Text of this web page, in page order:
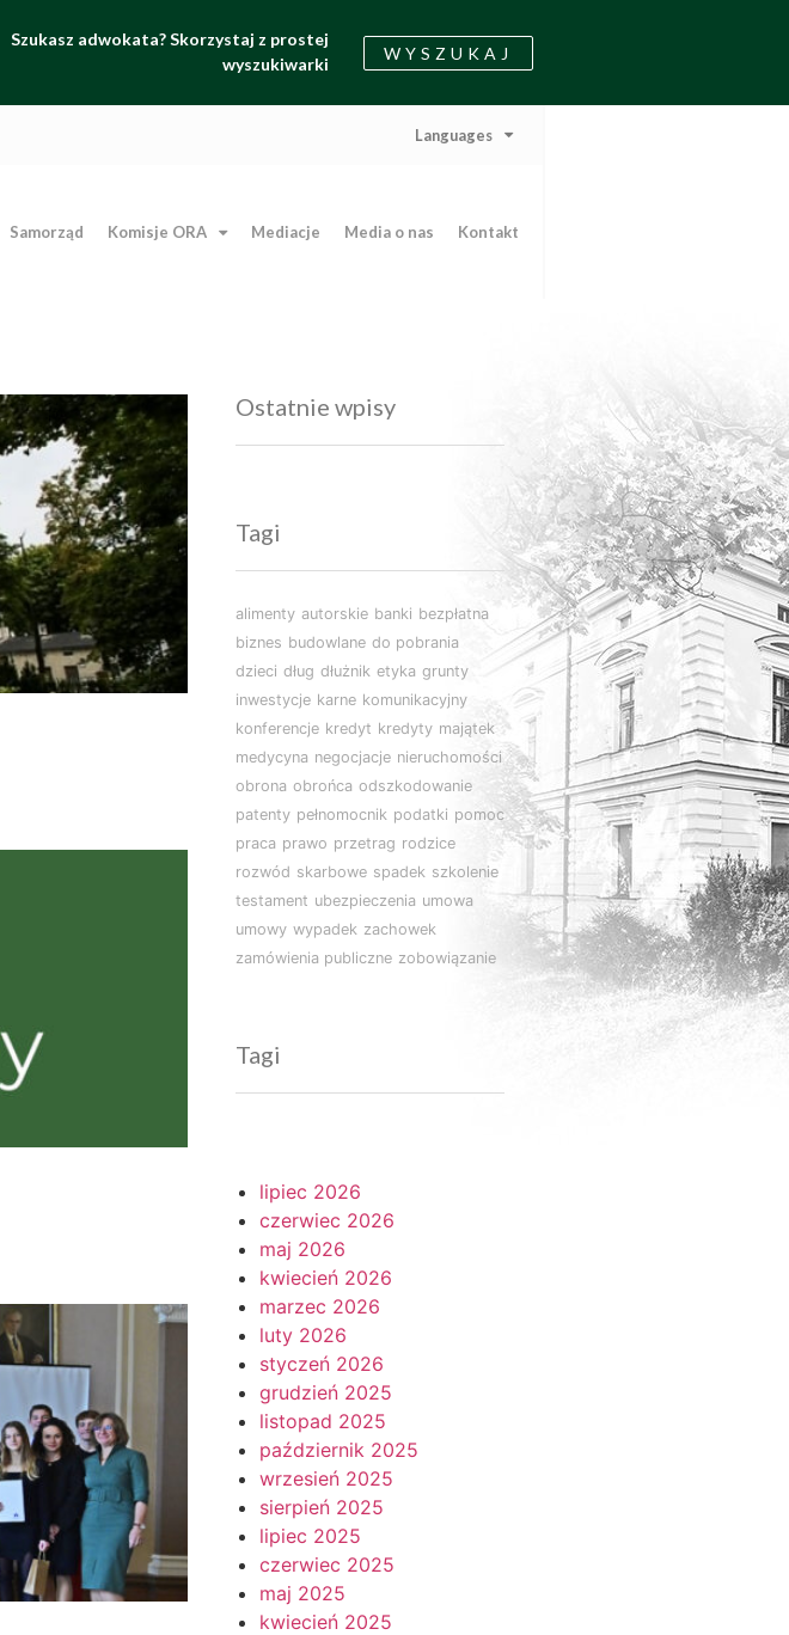
Szukasz adwokata? Skorzystaj z prostej
wyszukiwarki
WYSZUKAJ
Languages
Samorząd Komisje ORA Mediacje Media o nas Kontakt
Ostatnie wpisy
Tagi
alimenty autorskie banki bezpłatna
biznes budowlane do pobrania
dzieci dług dłużnik etyka grunty
inwestycje karne komunikacyjny
konferencje kredyt kredyty majątek
medycyna negocjacje nieruchomości
obrona obrońca odszkodowanie
patenty pełnomocnik podatki pomoc
praca prawo przetrag rodzice
rozwód skarbowe spadek szkolenie
testament ubezpieczenia umowa
umowy wypadek zachowek
zamówienia publiczne zobowiązanie
Tagi
lipiec 2026
czerwiec 2026
maj 2026
kwiecień 2026
marzec 2026
luty 2026
styczeń 2026
grudzień 2025
listopad 2025
październik 2025
wrzesień 2025
sierpień 2025
lipiec 2025
czerwiec 2025
maj 2025
kwiecień 2025